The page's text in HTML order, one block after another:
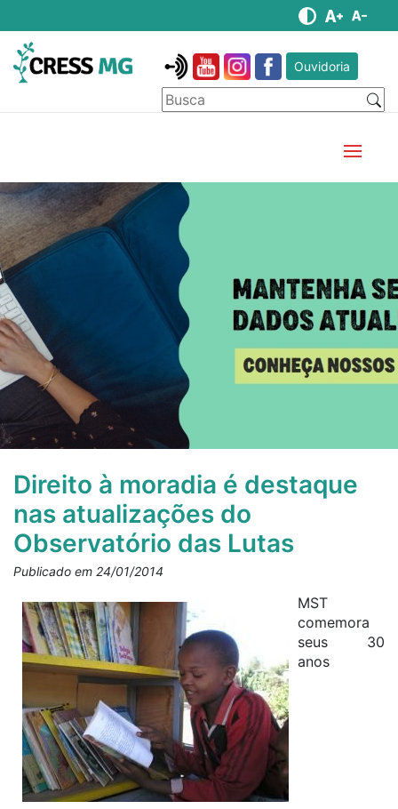
Ouvidoria
Direito à moradia é destaque
nas atualizações do
Observatório das Lutas
Publicado em 24/01/2014
MST
comemora
seus 30
anos